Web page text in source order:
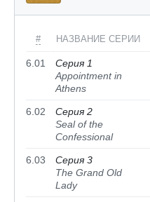
# НАЗВАНИЕ СЕРИИ
6.01
Серия 1
Appointment in
Athens
6.02
Серия 2
Seal of the
Confessional
6.03
Серия 3
The Grand Old
Lady